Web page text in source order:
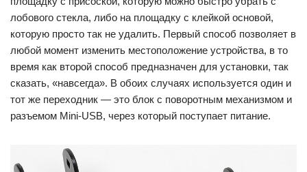
лобового стекла, либо на площадку с клейкой основой,
которую просто так не удалить. Первый способ позволяет в
любой момент изменить местоположение устройства, в то
время как второй способ предназначен для установки, так
сказать, «навсегда». В обоих случаях используется один и
тот же переходник — это блок с поворотным механизмом и
разъемом Mini-USB, через который поступает питание.